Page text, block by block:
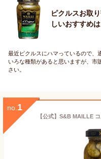
ピクルスお取
しいおすすめは
最近ピクルスにハマっているので、
いろな種類があると思いますが、市
さい。
no. 1